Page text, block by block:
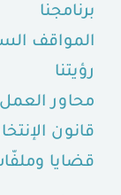
برنامجنا
المواقف
رؤيتنا
محاور العمل
قانون
قضايا